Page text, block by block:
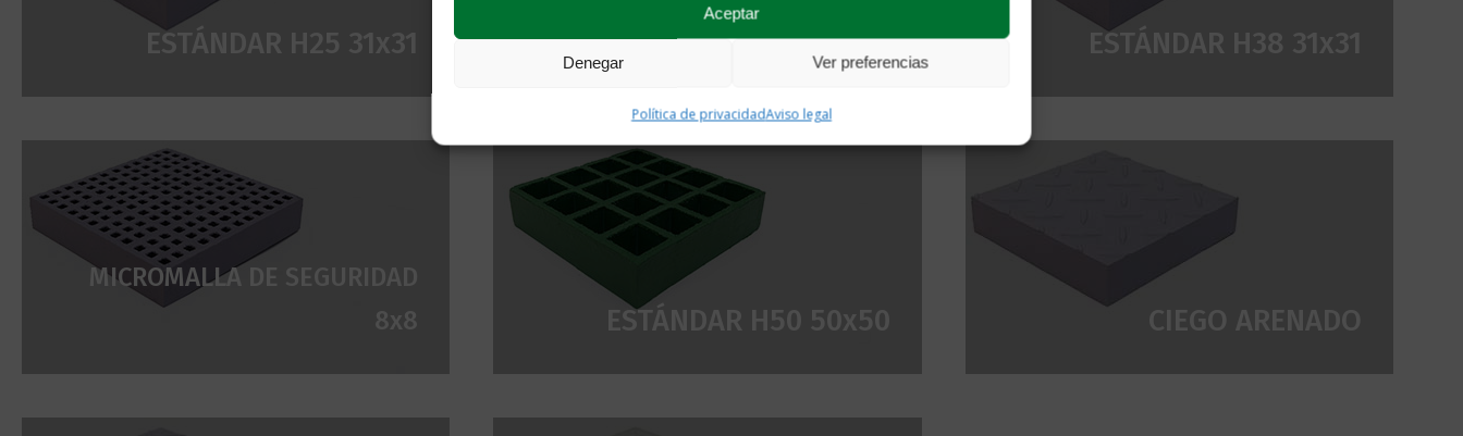
Aceptar
Denegar Ver preferencias
Política de privacidadAviso legal
ESTÁNDAR H25 31x31 ESTÁNDAR H30 31x31 ESTÁNDAR H38 31x31
MICROMALLA DE SEGURIDAD
ESTÁNDAR H50 50x50